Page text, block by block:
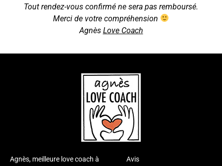
Tout rendez-vous confirmé ne sera pas remboursé.
Merci de votre compréhension
Agnès Love Coach
Agnès, meilleure love coach à
Avis